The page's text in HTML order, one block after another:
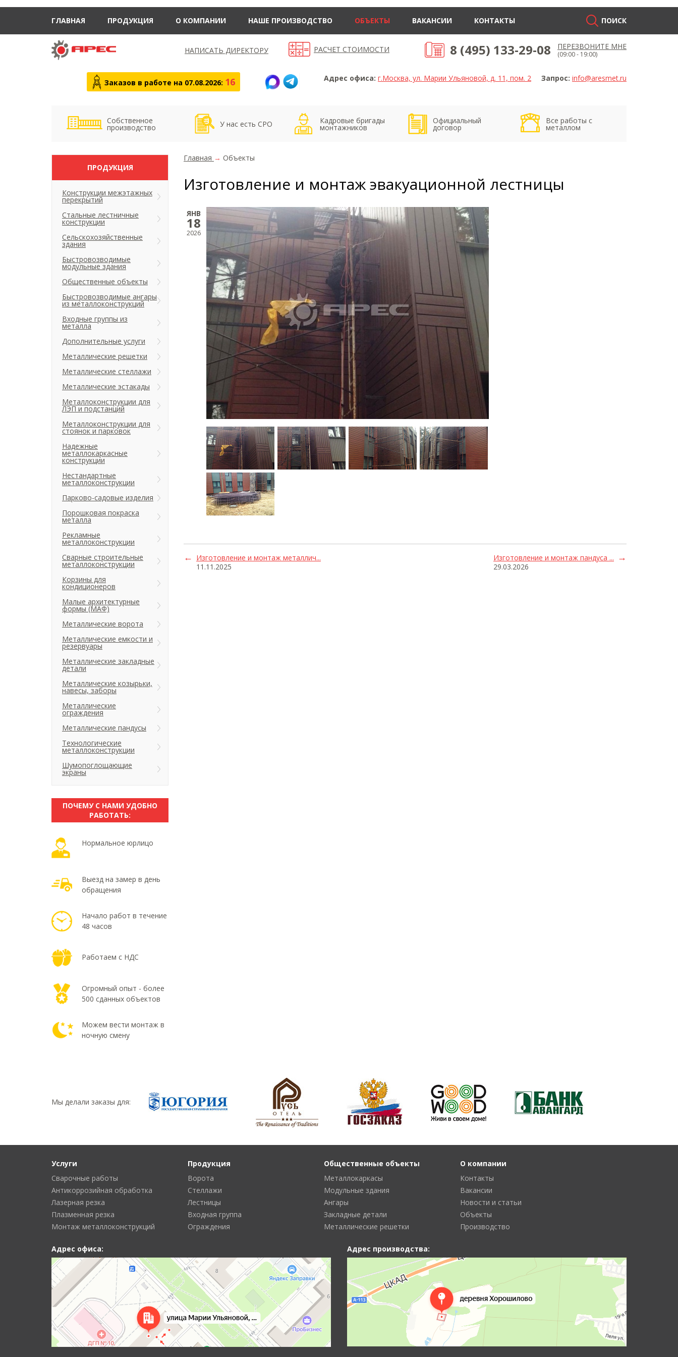
ГЛАВНАЯ ПРОДУКЦИЯ О КОМПАНИИ НАШЕ ПРОИЗВОДСТВО ОБЪЕКТЫ ВАКАНСИИ КОНТАКТЫ ПОИСК
НАПИСАТЬ ДИРЕКТОРУ РАСЧЕТ СТОИМОСТИ 8 (495) 133-29-08 ПЕРЕЗВОНИТЕ МНЕ
(09:00 - 19:00)
Адрес офиса: г.Москва, ул. Марии Ульяновой, д. 11, пом. 2 Запрос: info@aresmet.ru
Заказов в работе на 07.08.2026: 16
Собственное
производство У нас есть СРО Кадровые бригады
монтажников
Официальный
договор
Все работы с
металлом
Главная → Объекты
Изготовление и монтаж эвакуационной лестницы
ЯНВ
18
2026
Изготовление и монтаж металлич...
11.11.2025
Изготовление и монтаж пандуса ...
29.03.2026
ПРОДУКЦИЯ
Конструкции межэтажных
перекрытий
Стальные лестничные
конструкции
Сельскохозяйственные
здания
Быстровозводимые
модульные здания
Общественные объекты
Быстровозводимые ангары
из металлоконструкций
Входные группы из
металла
Дополнительные услуги
Металлические решетки
Металлические стеллажи
Металлические эстакады
Металлоконструкции для
ЛЭП и подстанций
Металлоконструкции для
стоянок и парковок
Надежные
металлокаркасные
конструкции
Нестандартные
металлоконструкции
Парково-садовые изделия
Порошковая покраска
металла
Рекламные
металлоконструкции
Сварные строительные
металлоконструкции
Корзины для
кондиционеров
Малые архитектурные
формы (МАФ)
Металлические ворота
Металлические емкости и
резервуары
Металлические закладные
детали
Металлические козырьки,
навесы, заборы
Металлические
ограждения
Металлические пандусы
Технологические
металлоконструкции
Шумопоглощающие
экраны
ПОЧЕМУ С НАМИ УДОБНО
РАБОТАТЬ:
Нормальное юрлицо
Выезд на замер в день
обращения
Начало работ в течение
48 часов
Работаем с НДС
Огромный опыт - более
500 сданных объектов
Можем вести монтаж в
ночную смену
Мы делали заказы для:
Услуги
Сварочные работы
Антикоррозийная обработка
Лазерная резка
Плазменная резка
Монтаж металлоконструкций
Продукция
Ворота
Стеллажи
Лестницы
Входная группа
Ограждения
Общественные объекты
Металлокаркасы
Модульные здания
Ангары
Закладные детали
Металлические решетки
О компании
Контакты
Вакансии
Новости и статьи
Объекты
Производство
Адрес офиса: Адрес производства: